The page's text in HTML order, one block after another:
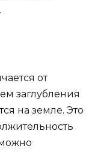
от
заглубления
на земле. Это